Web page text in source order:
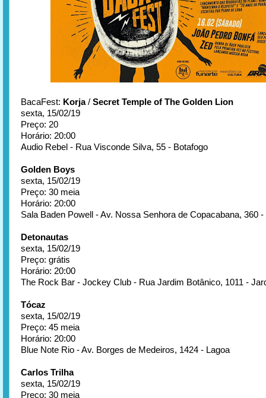
BacaFest: Korja/ Secret Temple of The Golden Lion
sexta, 15/02/19
Preço: 20
Horário: 20:00
Audio Rebel - Rua Visconde Silva, 55 - Botafogo
Golden Boys
sexta, 15/02/19
Preço: 30 meia
Horário: 20:00
Sala Baden Powell - Av. Nossa Senhora de Copacabana, 360
Detonautas
sexta, 15/02/19
Preço: grátis
Horário: 20:00
The Rock Bar - Jockey Club - Rua Jardim Botânico, 1011 -
Tócaz
sexta, 15/02/19
Preço: 45 meia
Horário: 20:00
Blue Note Rio - Av. Borges de Medeiros, 1424 - Lagoa
Carlos Trilha
sexta, 15/02/19
Preço: 30 meia